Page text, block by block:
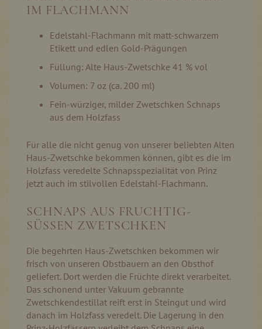
IM FLACHMANN
Edelstahl-Flachmann mit matt-schwarzem
Etikett und edlen Gold-Prägungen
Füllung: Alte Haus-Zwetschke 41 % vol
Volumen: 7 oz (ca. 200 ml)
Fein-würziger, milder Zwetschken Schnaps
aus dem Holzfass
Für alle die nicht genug von unserer beliebten Alten
Haus-Zwetschke bekommen können, gibt es die im
Holzfass veredelte Schnapsspezialität von Prinz
jetzt auch im stilvollen Edelstahl-Flachmann.
SCHNAPS AUS FRUCHTIG-
SÜSSEN ZWETSCHKEN
Die begehrten Haus-Zwetschken bekommen wir
frisch von unseren Obstbauern an den Obsthof
geliefert. Dort werden die Früchte direkt verarbeitet.
Das schonend unter Vakuum gebrannte
Zwetschkendestillat reift erst in Steingut und wird
danach im Holzfass veredelt. Die Lagerung in den